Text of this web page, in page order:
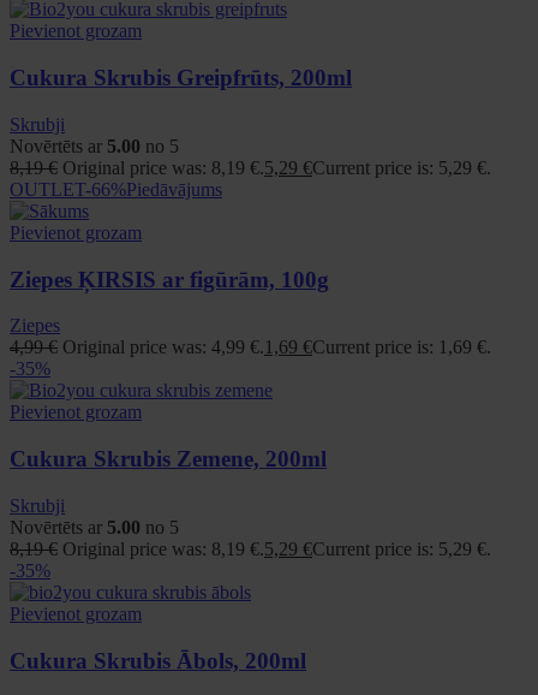
Pievienot grozam
Cukura Skrubis Greipfrūts, 200ml
Skrubji
Novērtēts ar 5.00 no 5
8,19€ Original price was: 8,19 €.5,29 €Current price is: 5,29 €.
OUTLET-66%Piedāvājums
Pievienot grozam
Ziepes ĶIRSIS ar figūrām, 100g
Ziepes
4,99€ Original price was: 4,99 €.1,69 €Current price is: 1,69 €.
-35%
Pievienot grozam
Cukura Skrubis Zemene, 200ml
Skrubji
Novērtēts ar 5.00 no 5
8,19€ Original price was: 8,19 €.5,29 €Current price is: 5,29 €.
-35%
Pievienot grozam
Cukura Skrubis Ābols, 200ml